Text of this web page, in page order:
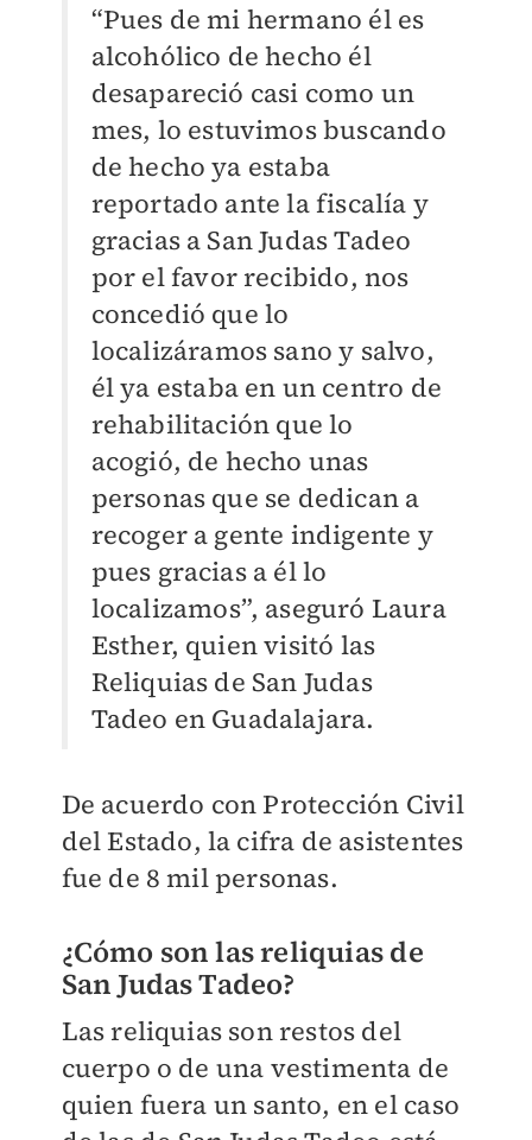
“Pues de mi hermano él es
alcohólico de hecho él
desapareció casi como un
mes, lo estuvimos buscando
de hecho ya estaba
reportado ante la fiscalía y
gracias a San Judas Tadeo
por el favor recibido, nos
concedió que lo
localizáramos sano y salvo,
él ya estaba en un centro de
rehabilitación que lo
acogió, de hecho unas
personas que se dedican a
recoger a gente indigente y
pues gracias a él lo
localizamos”, aseguró Laura
Esther, quien visitó las
Reliquias de San Judas
Tadeo en Guadalajara.
De acuerdo con Protección Civil
del Estado, la cifra de asistentes
fue de 8 mil personas.
¿Cómo son las reliquias de
San Judas Tadeo?
Las reliquias son restos del
cuerpo o de una vestimenta de
quien fuera un santo, en el caso